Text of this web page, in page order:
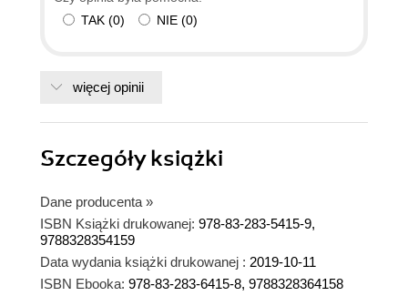
TAK (0) NIE (0)
więcej opinii
Szczegółyksiążki
Dane producenta »
ISBN Książki drukowanej: 978-83-283-5415-9,
9788328354159
Data wydania książki drukowanej : 2019-10-11
ISBN Ebooka: 978-83-283-6415-8, 9788328364158